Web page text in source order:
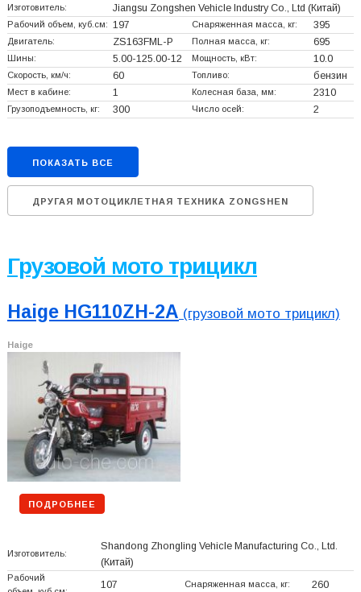
Изготовитель: Jiangsu Zongshen Vehicle Industry Co., Ltd (Китай)
Рабочий объем, куб.см: 197 Снаряженная масса, кг: 395
Двигатель: ZS163FML-P Полная масса, кг: 695
Шины: 5.00-125.00-12 Мощность, кВт: 10.0
Скорость, км/ч: 60 Топливо: бензин
Мест в кабине: 1 Колесная база, мм: 2310
Грузоподъемность, кг: 300 Число осей: 2
ПОКАЗАТЬ ВСЕ
ДРУГАЯ МОТОЦИКЛЕТНАЯ ТЕХНИКА ZONGSHEN
Грузовой мото трицикл
Haige HG110ZH-2A (грузовой мото трицикл)
Haige
ПОДРОБНЕЕ
Изготовитель:
Shandong Zhongling Vehicle Manufacturing Co., Ltd.
(Китай)
Рабочий
107 Снаряженная масса, кг: 260